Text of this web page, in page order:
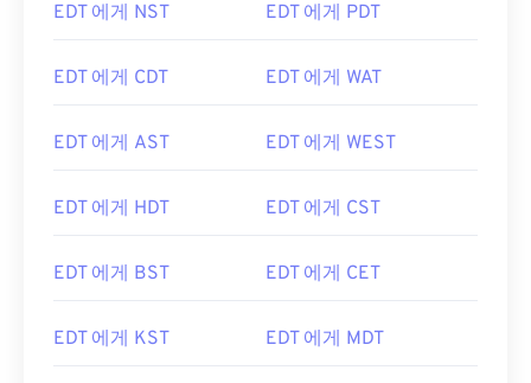
EDT 에게 NST EDT 에게 PDT
EDT 에게 CDT EDT 에게 WAT
EDT 에게 AST EDT 에게 WEST
EDT 에게 HDT EDT 에게 CST
EDT 에게 BST EDT 에게 CET
EDT 에게 KST EDT 에게 MDT